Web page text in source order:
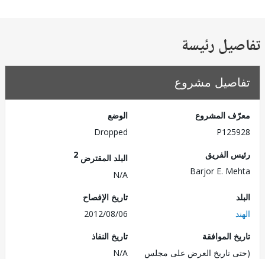
رئيسة
مشروع
المشروع
Dropped
الفريق
Barjor E.
البلد المقترض
تاريخ الإفصاح
2012/08/06
الموافقة
تاريخ العرض على مجلس
تاريخ النفاذ
N/A